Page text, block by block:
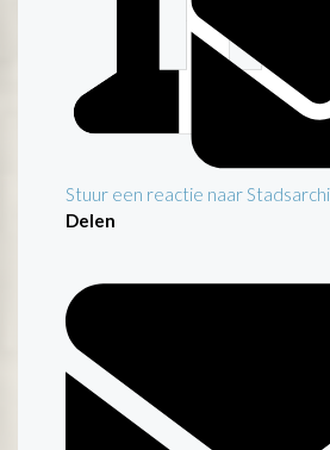
Stuur een reactie naar
Delen